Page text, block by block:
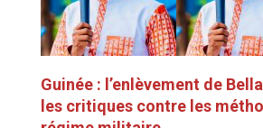
Guinée : l’enlèvement de
les critiques contre les